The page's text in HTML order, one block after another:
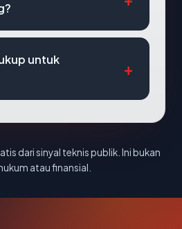
untuk
dari sinyal teknis publik. Ini bukan
atau finansial.